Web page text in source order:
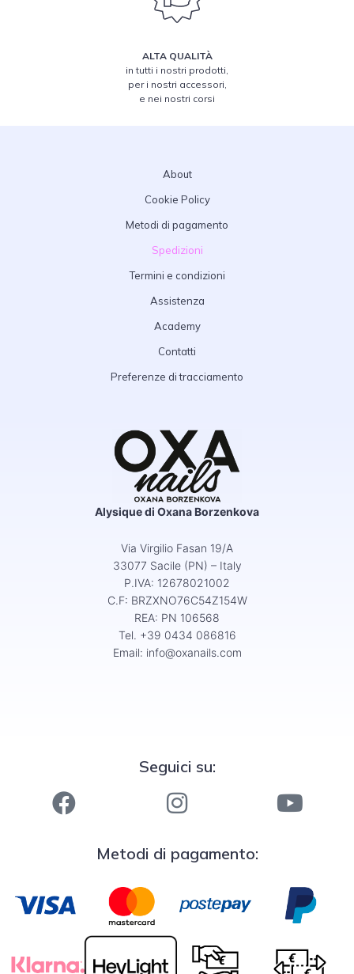
ALTA QUALITÀ
in tutti i nostri prodotti,
per i nostri accessori,
e nei nostri corsi
About
Cookie Policy
Metodi di pagamento
Spedizioni
Termini e condizioni
Assistenza
Academy
Contatti
Preferenze di tracciamento
Alysique di Oxana Borzenkova
Via Virgilio Fasan 19/A
33077 Sacile (PN) – Italy
P.IVA: 12678021002
C.F: BRZXNO76C54Z154W
REA: PN 106568
Tel. +39 0434 086816
Email: info@oxanails.com
Seguici su:
Metodi di pagamento: